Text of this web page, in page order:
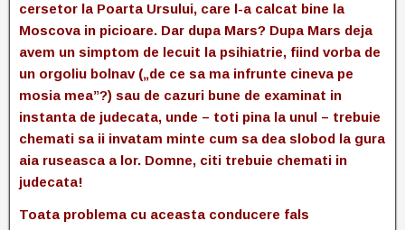
cersetor la Poarta Ursului, care l-a calcat bine la
Moscova in picioare. Dar dupa Mars? Dupa Mars deja
avem un simptom de lecuit la psihiatrie, fiind vorba de
un orgoliu bolnav („de ce sa ma infrunte cineva pe
mosia mea”?) sau de cazuri bune de examinat in
instanta de judecata, unde – toti pina la unul – trebuie
chemati sa ii invatam minte cum sa dea slobod la gura
aia ruseasca a lor. Domne, citi trebuie chemati in
judecata!
Toata problema cu aceasta conducere fals